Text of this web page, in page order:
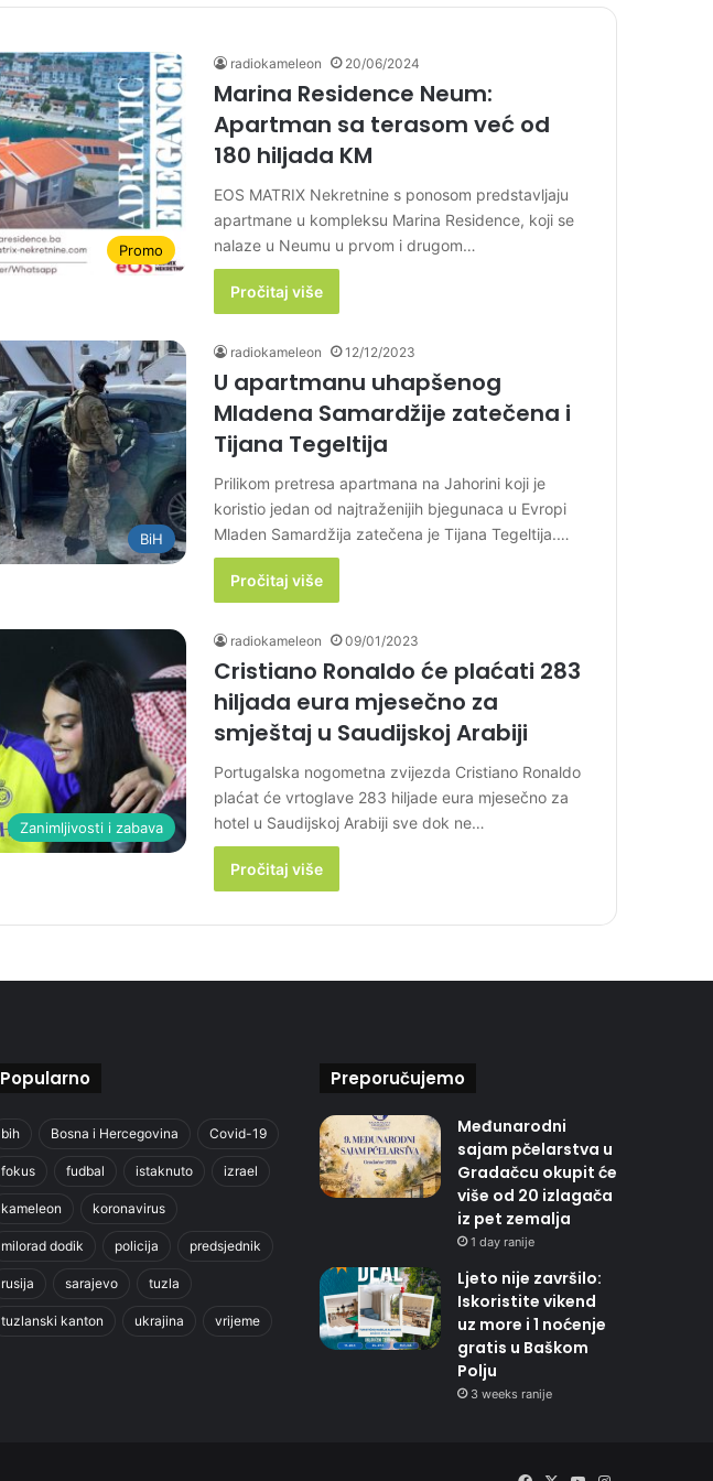
Promo
radiokameleon 20/06/2024
Marina Residence Neum:
Apartman sa terasom već od
180 hiljada KM
EOS MATRIX Nekretnine s ponosom predstavljaju
apartmane u kompleksu Marina Residence, koji se
nalaze u Neumu u prvom i drugom…
Pročitaj više
BiH
radiokameleon 12/12/2023
U apartmanu uhapšenog
Mladena Samardžije zatečena i
Tijana Tegeltija
Prilikom pretresa apartmana na Jahorini koji je
koristio jedan od najtraženijih bjegunaca u Evropi
Mladen Samardžija zatečena je Tijana Tegeltija.…
Pročitaj više
Zanimljivosti i zabava
radiokameleon 09/01/2023
Cristiano Ronaldo će plaćati 283
hiljada eura mjesečno za
smještaj u Saudijskoj Arabiji
Portugalska nogometna zvijezda Cristiano Ronaldo
plaćat će vrtoglave 283 hiljade eura mjesečno za
hotel u Saudijskoj Arabiji sve dok ne…
Pročitaj više
Popularno
bih Bosna i Hercegovina Covid-19
fokus fudbal istaknuto izrael
kameleon koronavirus
milorad dodik policija predsjednik
rusija sarajevo tuzla
tuzlanski kanton ukrajina vrijeme
Preporučujemo
Međunarodni
sajam pčelarstva u
Gradačcu okupit će
više od 20 izlagača
iz pet zemalja
1 day ranije
Ljeto nije završilo:
Iskoristite vikend
uz more i 1 noćenje
gratis u Baškom
Polju
3 weeks ranije